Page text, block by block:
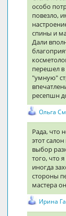
особо
повезло,
спины и
Дали
перешел в
"умную"
ресепшн
Ольга
Рада, что
этот
выбор
того, что
иногда
стороны
мастера
Ирина